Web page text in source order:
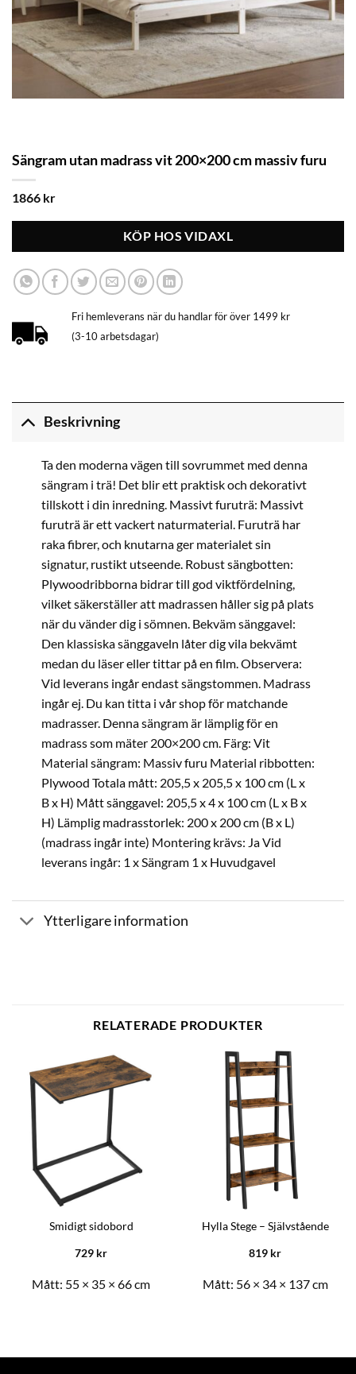
Sängram utan madrass vit 200×200 cm massiv furu
1866 kr
KÖP HOS VIDAXL
Fri hemleverans när du handlar för över 1499 kr
(3-10 arbetsdagar)
Beskrivning
Ta den moderna vägen till sovrummet med denna
sängram i trä! Det blir ett praktisk och dekorativt
tillskott i din inredning. Massivt furuträ: Massivt
furuträ är ett vackert naturmaterial. Furuträ har
raka fibrer, och knutarna ger materialet sin
signatur, rustikt utseende. Robust sängbotten:
Plywoodribborna bidrar till god viktfördelning,
vilket säkerställer att madrassen håller sig på plats
när du vänder dig i sömnen. Bekväm sänggavel:
Den klassiska sänggaveln låter dig vila bekvämt
medan du läser eller tittar på en film. Observera:
Vid leverans ingår endast sängstommen. Madrass
ingår ej. Du kan titta i vår shop för matchande
madrasser. Denna sängram är lämplig för en
madrass som mäter 200×200 cm. Färg: Vit
Material sängram: Massiv furu Material ribbotten:
Plywood Totala mått: 205,5 x 205,5 x 100 cm (L x
B x H) Mått sänggavel: 205,5 x 4 x 100 cm (L x B x
H) Lämplig madrasstorlek: 200 x 200 cm (B x L)
(madrass ingår inte) Montering krävs: Ja Vid
leverans ingår: 1 x Sängram 1 x Huvudgavel
Ytterligare information
RELATERADE PRODUKTER
Smidigt sidobord
729 kr
Mått: 55 × 35 × 66 cm
Hylla Stege – Självstående
819 kr
Mått: 56 × 34 × 137 cm